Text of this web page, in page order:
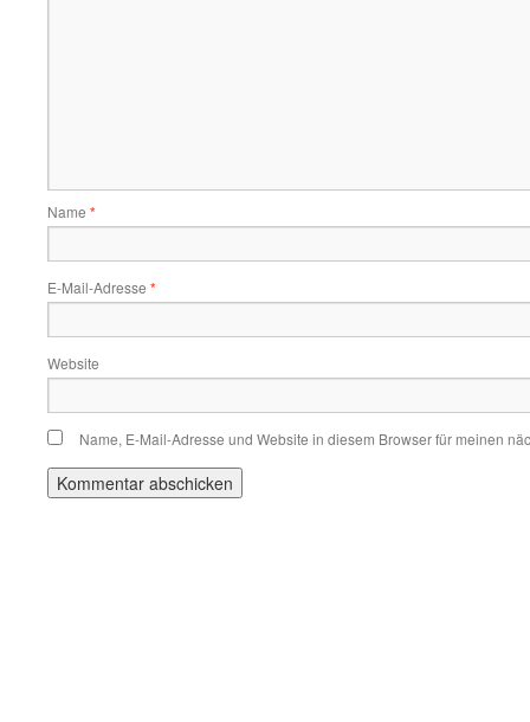
Name *
E-Mail-Adresse *
Website
Name, E-Mail-Adresse und Website in diesem Browser für meinen